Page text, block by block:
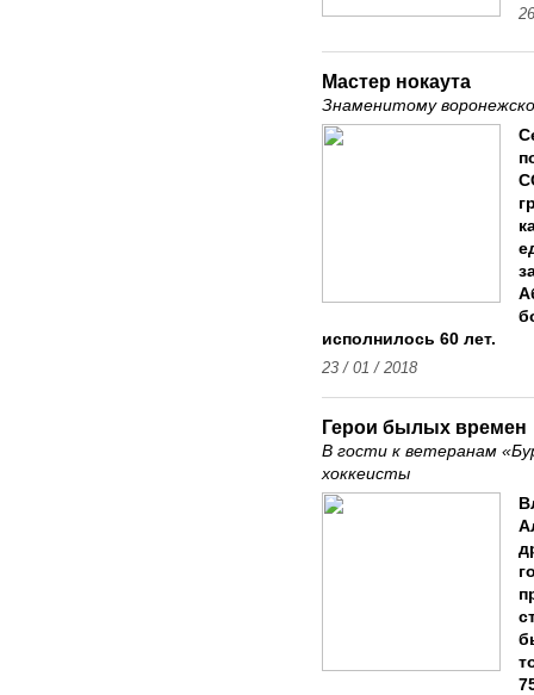
Мастер нокаута
Знаменитому
исполнилось 60 лет.
23 / 01 / 2018
Герои былых времен
В гости к ветеранам
хоккеисты